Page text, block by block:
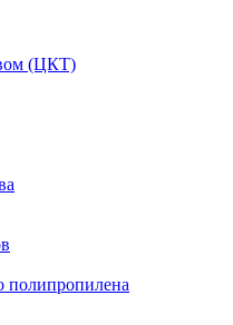
(ЦКТ)
полипропилена